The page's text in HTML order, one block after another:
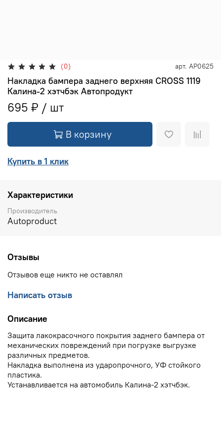
(0) арт. АР0625
Накладка бампера заднего верхняя CROSS 1119
Калина-2 хэтчбэк Автопродукт
695 ₽
В корзину
Купить в 1 клик
Характеристики
Производитель
Autoproduct
Отзывы
Отзывов еще никто не оставлял
Написать отзыв
Описание
Защита лакокрасочного покрытия заднего бампера от
механических повреждений при погрузке выгрузке
различных предметов.
Накладка выполнена из ударопрочного, УФ стойкого
пластика.
Устанавливается на автомобиль Калина-2 хэтчбэк.